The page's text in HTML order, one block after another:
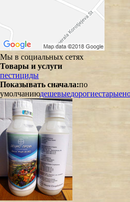
Мы в социальных сетях
Товары и услуги
пестициды
Показывать сначала:по
умолчаниюдешевыедорогиестарые